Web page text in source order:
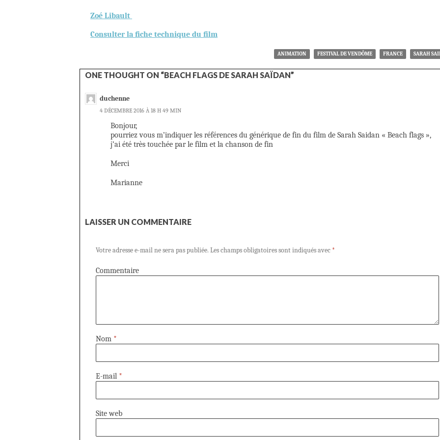
Zoé Libault
Consulter la fiche technique du film
ANIMATION FESTIVAL DE VENDÔME FRANCE SARAH
ONE THOUGHT ON “BEACH FLAGS DE SARAH SAÏDAN”
duchenne
4 DÉCEMBRE 2016 À 18 H 49 MIN
Bonjour,
pourriez vous m’indiquer les références du générique de fin du film de Sarah Saidan « Beach flags »,
j’ai été très touchée par le film et la chanson de fin
Merci
Marianne
LAISSER UN COMMENTAIRE
Votre adresse e-mail ne sera pas publiée. Les champs obligatoires sont indiqués avec *
Commentaire
Nom *
E-mail *
Site web